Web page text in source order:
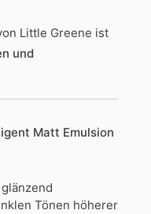
Little Greene ist
und
Matt Emulsion
Tönen höherer